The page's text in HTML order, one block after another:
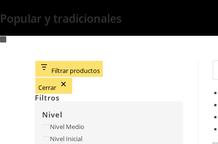
Popular y tradicionales
Filtrar productos
Cerrar
Filtros
Nivel
Nivel
Nivel Medio
Nivel Inicial